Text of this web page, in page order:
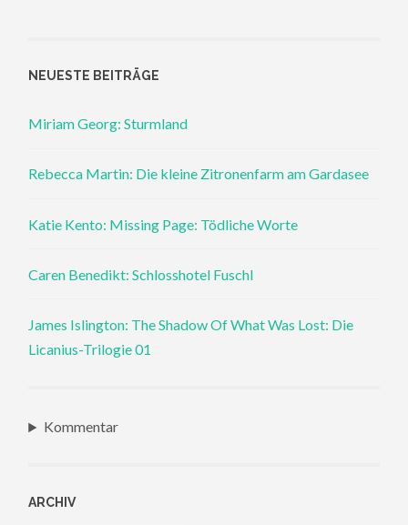
NEUESTE BEITRÄGE
Miriam Georg: Sturmland
Rebecca Martin: Die kleine Zitronenfarm am Gardasee
Katie Kento: Missing Page: Tödliche Worte
Caren Benedikt: Schlosshotel Fuschl
James Islington: The Shadow Of What Was Lost: Die
Licanius-Trilogie 01
Kommentar
ARCHIV